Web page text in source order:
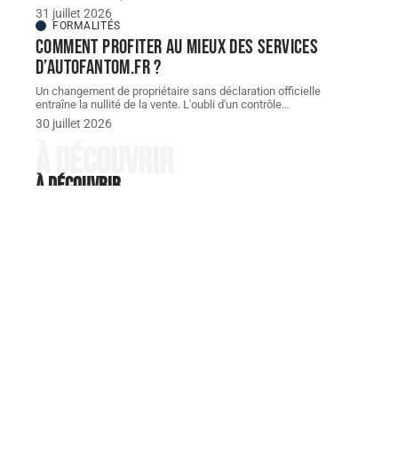
31 juillet 2026
FORMALITÉS
Comment profiter au mieux des services
d’autofantom.fr ?
Un changement de propriétaire sans déclaration officielle
entraîne la nullité de la vente. L'oubli d'un contrôle…
30 juillet 2026
À découvrir
À découvrir